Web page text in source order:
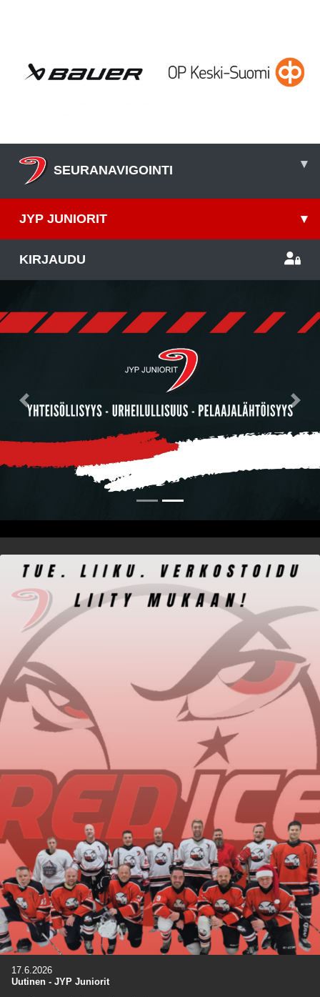
SEURANAVIGOINTI ▾
JYP JUNIORIT ▾
KIRJAUDU
Previous
17.6.2026
Uutinen - JYP Juniorit